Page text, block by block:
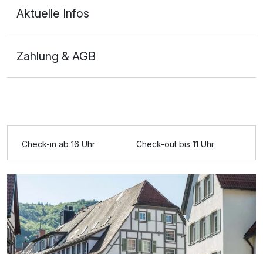
Ausstattung
Aktuelle Infos
Zahlung & AGB
Check-in ab 16 Uhr Check-out bis 11 Uhr